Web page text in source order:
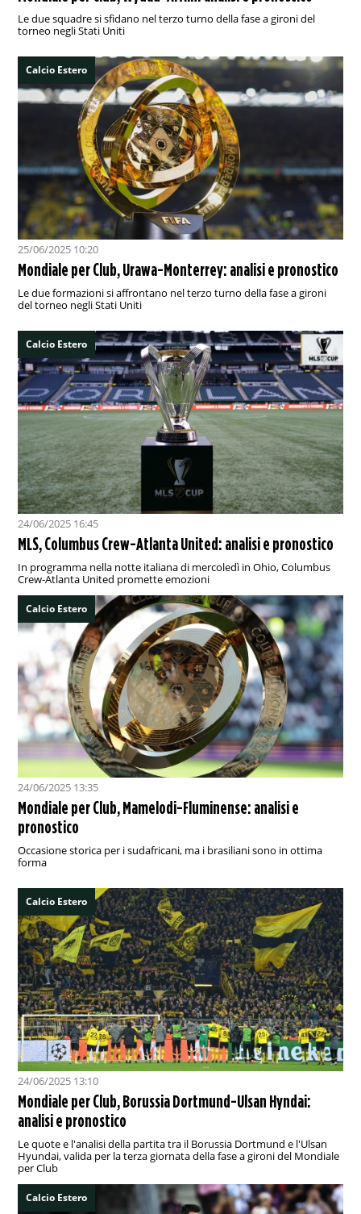
Le due squadre si sfidano nel terzo turno della fase a gironi del
torneo negli Stati Uniti
Calcio Estero
25/06/2025 10:20
Mondiale per Club, Urawa-Monterrey: analisi e pronostico
Le due formazioni si affrontano nel terzo turno della fase a gironi
del torneo negli Stati Uniti
Calcio Estero
24/06/2025 16:45
MLS, Columbus Crew-Atlanta United: analisi e pronostico
In programma nella notte italiana di mercoledì in Ohio, Columbus
Crew-Atlanta United promette emozioni
Calcio Estero
24/06/2025 13:35
Mondiale per Club, Mamelodi-Fluminense: analisi e
pronostico
Occasione storica per i sudafricani, ma i brasiliani sono in ottima
forma
Calcio Estero
24/06/2025 13:10
Mondiale per Club, Borussia Dortmund-Ulsan Hyndai:
analisi e pronostico
Le quote e l'analisi della partita tra il Borussia Dortmund e l'Ulsan
Hyundai, valida per la terza giornata della fase a gironi del Mondiale
per Club
Calcio Estero